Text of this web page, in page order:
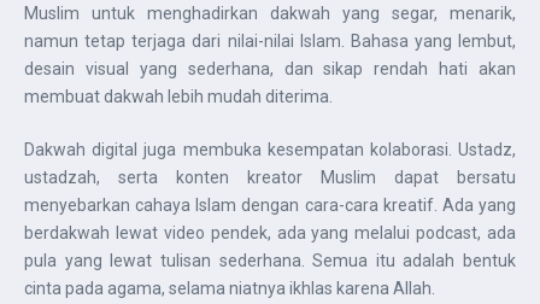
Muslim untuk menghadirkan dakwah yang segar, menarik,
namun tetap terjaga dari nilai-nilai Islam. Bahasa yang lembut,
desain visual yang sederhana, dan sikap rendah hati akan
membuat dakwah lebih mudah diterima.
Dakwah digital juga membuka kesempatan kolaborasi. Ustadz,
ustadzah, serta konten kreator Muslim dapat bersatu
menyebarkan cahaya Islam dengan cara-cara kreatif. Ada yang
berdakwah lewat video pendek, ada yang melalui podcast, ada
pula yang lewat tulisan sederhana. Semua itu adalah bentuk
cinta pada agama, selama niatnya ikhlas karena Allah.